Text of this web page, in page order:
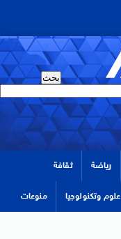
رياضة ثقافة
علوم وتكنولوجيا منوعات